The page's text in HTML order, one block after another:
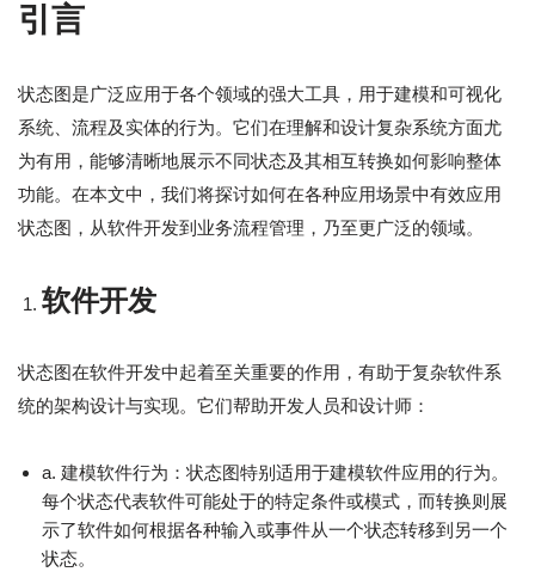
引言
状态图是广泛应用于各个领域的强大工具，用于建模和可视化
系统、流程及实体的行为。它们在理解和设计复杂系统方面尤
为有用，能够清晰地展示不同状态及其相互转换如何影响整体
功能。在本文中，我们将探讨如何在各种应用场景中有效应用
状态图，从软件开发到业务流程管理，乃至更广泛的领域。
软件开发
状态图在软件开发中起着至关重要的作用，有助于复杂软件系
统的架构设计与实现。它们帮助开发人员和设计师：
a. 建模软件行为：状态图特别适用于建模软件应用的行为。
每个状态代表软件可能处于的特定条件或模式，而转换则展
示了软件如何根据各种输入或事件从一个状态转移到另一个
状态。